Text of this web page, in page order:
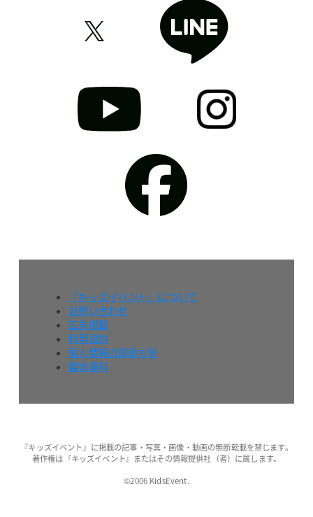
『キッズイベント』について
お問い合わせ
広告掲載
利用規約
個人情報の取扱方針
媒体資料
『キッズイベント』に掲載の記事・写真・画像・動画の無断転載を禁じます。
著作権は『キッズイベント』またはその情報提供社（者）に属します。
©2006 KidsEvent.